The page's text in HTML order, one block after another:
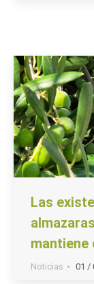
Las
mantiene
Noticias 01 /